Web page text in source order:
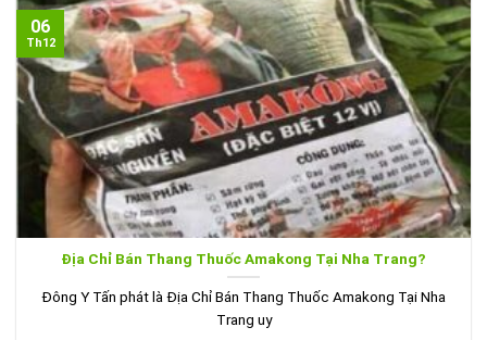
Địa Chỉ Bán Thang Thuốc Amakong Tại Nha Trang?
Đông Y Tấn phát là Địa Chỉ Bán Thang Thuốc Amakong Tại Nha
Trang uy
06
Th12